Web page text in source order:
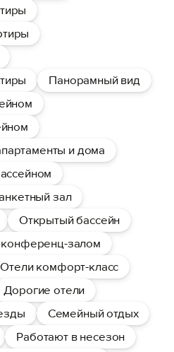
Панорамный вид
и дома
зал
Открытый бассейн
залом
Отели комфорт-класс
Дорогие отели
Семейный отдых
Работают в несезон